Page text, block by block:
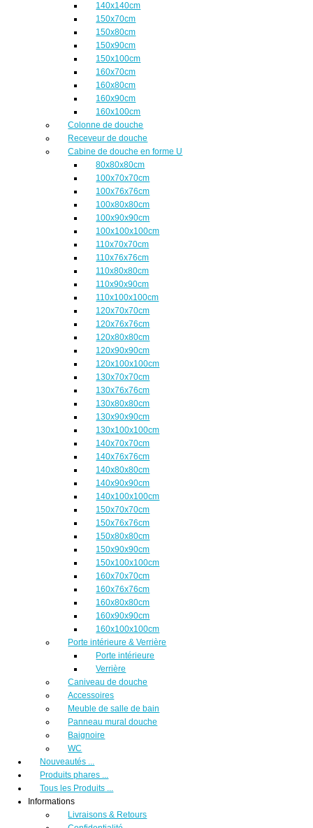
140x140cm
150x70cm
150x80cm
150x90cm
150x100cm
160x70cm
160x80cm
160x90cm
160x100cm
Colonne de douche
Receveur de douche
Cabine de douche en forme U
80x80x80cm
100x70x70cm
100x76x76cm
100x80x80cm
100x90x90cm
100x100x100cm
110x70x70cm
110x76x76cm
110x80x80cm
110x90x90cm
110x100x100cm
120x70x70cm
120x76x76cm
120x80x80cm
120x90x90cm
120x100x100cm
130x70x70cm
130x76x76cm
130x80x80cm
130x90x90cm
130x100x100cm
140x70x70cm
140x76x76cm
140x80x80cm
140x90x90cm
140x100x100cm
150x70x70cm
150x76x76cm
150x80x80cm
150x90x90cm
150x100x100cm
160x70x70cm
160x76x76cm
160x80x80cm
160x90x90cm
160x100x100cm
Porte intérieure & Verrière
Porte intérieure
Verrière
Caniveau de douche
Accessoires
Meuble de salle de bain
Panneau mural douche
Baignoire
WC
Nouveautés ...
Produits phares ...
Tous les Produits ...
Informations
Livraisons & Retours